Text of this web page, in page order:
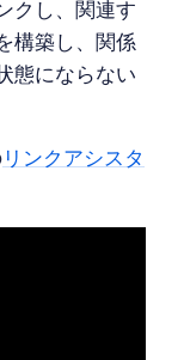
クし、関連す
構築し、関係
態にならない
リンクアシスタ